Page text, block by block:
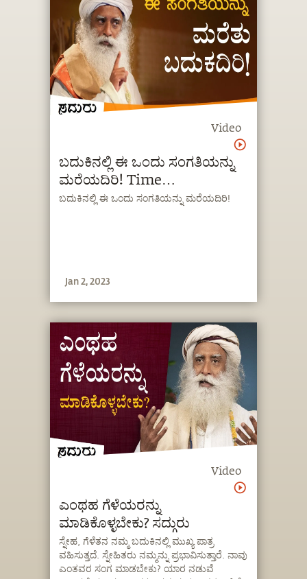
Video
ಬದುಕಿನಲ್ಲಿ ಈ ಒಂದು ಸಂಗತಿಯನ್ನು
ಮರೆಯದಿರಿ! Time
Management Kannada |
ಬದುಕಿನಲ್ಲಿ ಈ ಒಂದು ಸಂಗತಿಯನ್ನು ಮರೆಯದಿರಿ!
Jan 2, 2023
Video
ಎಂಥಹ ಗೆಳೆಯರನ್ನು
ಮಾಡಿಕೊಳ್ಳಬೇಕು? ಸದ್ಗುರು
ಸ್ನೇಹ, ಗೆಳೆತನ ನಮ್ಮ ಬದುಕಿನಲ್ಲಿ ಮುಖ್ಯ ಪಾತ್ರ
ವಹಿಸುತ್ತದೆ. ಸ್ನೇಹಿತರು ನಮ್ಮನ್ನು ಪ್ರಭಾವಿಸುತ್ತಾರೆ. ನಾವು
ಎಂತವರ ಸಂಗ ಮಾಡಬೇಕು? ಯಾರ ನಡುವೆ